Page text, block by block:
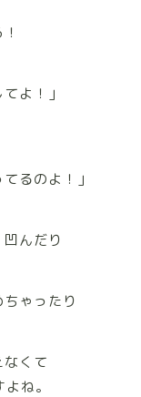
よ！」
るのよ！」
凹んだり
ゃったり
くて
ね。